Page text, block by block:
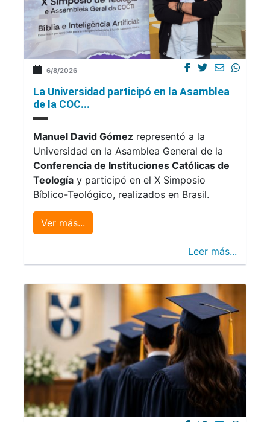
6/8/2026
La Universidad participó en la Asamblea
de la COC...
Manuel David Gómez representó a la
Universidad en la Asamblea General de la
Conferencia de Instituciones Católicas de
Teología y participó en el X Simposio
Bíblico-Teológico, realizados en Brasil.
Ver más...
Leer más...